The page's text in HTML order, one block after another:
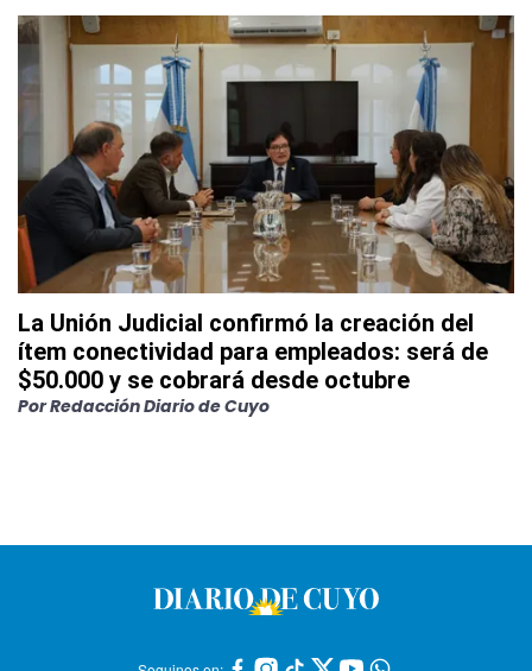
La Unión Judicial confirmó la creación del
ítem conectividad para empleados: será de
$50.000 y se cobrará desde octubre
PorRedacción Diario de Cuyo